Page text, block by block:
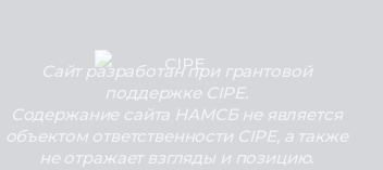
Сайт разработан при грантовой
поддержке CIPE.
Содержание сайта НАМСБ не является
объектом ответственности CIPE, а также
не отражает взгляды и позицию.